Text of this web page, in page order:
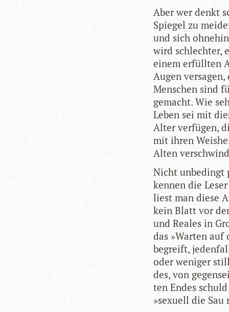
Aber wer denkt
Spie­gel zu
und sich
wird schlech­ter,
einem erfüll­ten
Augen
Men­schen sind
gemacht. Wie
Leben sei mit
Alter ver­fü­gen,
mit ihren
Alten
Nicht unbe­dingt
ken­nen die
liest man diese
kein Blatt vor
und Rea­les in
das »War­ten auf
begreift,
oder weni­ger
des, von
ten Endes
»sexu­ell die Sau